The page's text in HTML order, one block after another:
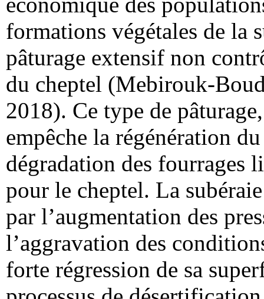
formations végétales de la
pâturage extensif non
du cheptel (Mebirouk-
2018). Ce type de
empêche la régénération
dégradation des fourrages
pour le cheptel. La
par l’augmentation des
l’aggravation des
forte régression de sa